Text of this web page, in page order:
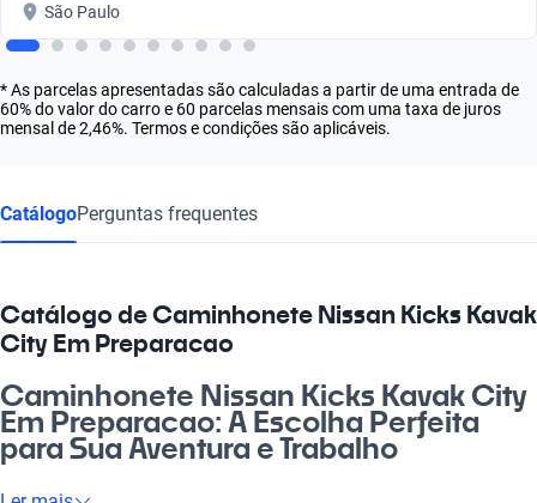
São Paulo
* As parcelas apresentadas são calculadas a partir de uma entrada de
60% do valor do carro e 60 parcelas mensais com uma taxa de juros
mensal de 2,46%. Termos e condições são aplicáveis.
CatálogoPerguntas frequentes
Catálogo de Caminhonete Nissan Kicks Kavak
City Em Preparacao
Caminhonete Nissan Kicks Kavak City
Em Preparacao: A Escolha Perfeita
para Sua Aventura e Trabalho
Se você busca um veículo que una conforto, versatilidade e